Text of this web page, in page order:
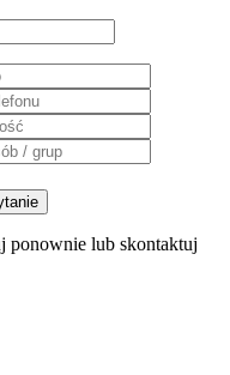
ponownie lub skontaktuj